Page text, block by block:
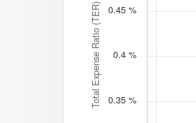
Total Expense Ratio (TER) 0.35 %
0.4 %
0.45 %